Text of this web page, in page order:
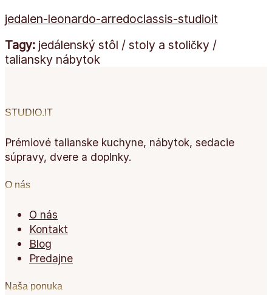
jedalen-leonardo-arredoclassis-studioit
Tagy: jedálenský stôl / stoly a stoličky /
taliansky nábytok
STUDIO.IT
Prémiové talianske kuchyne, nábytok, sedacie
súpravy, dvere a doplnky.
O nás
O nás
Kontakt
Blog
Predajne
Naša ponuka